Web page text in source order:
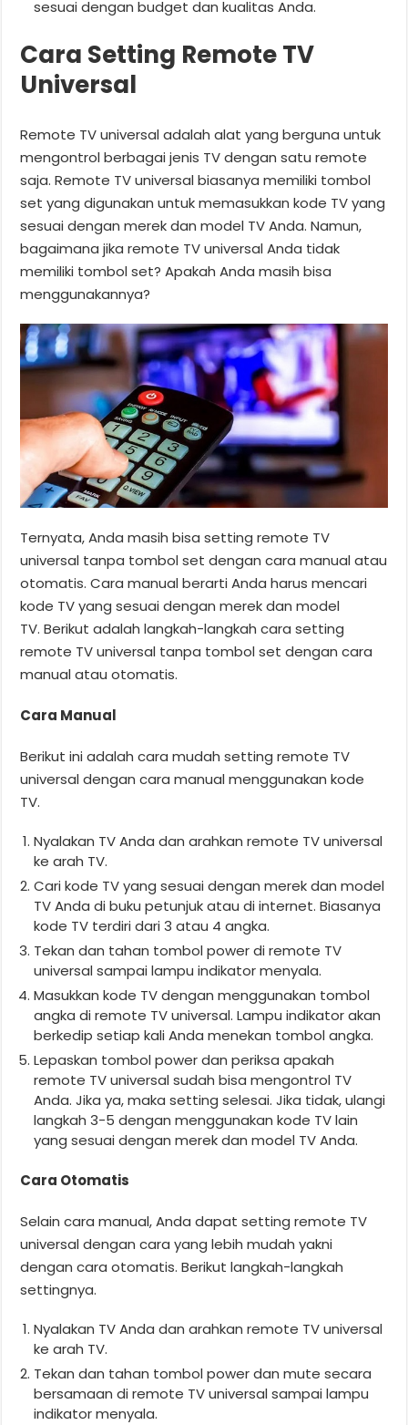
sesuai dengan budget dan kualitas Anda.
Cara Setting Remote TV
Universal
Remote TV universal adalah alat yang berguna untuk
mengontrol berbagai jenis TV dengan satu remote
saja. Remote TV universal biasanya memiliki tombol
set yang digunakan untuk memasukkan kode TV yang
sesuai dengan merek dan model TV Anda. Namun,
bagaimana jika remote TV universal Anda tidak
memiliki tombol set? Apakah Anda masih bisa
menggunakannya?
Ternyata, Anda masih bisa setting remote TV
universal tanpa tombol set dengan cara manual atau
otomatis. Cara manual berarti Anda harus mencari
kode TV yang sesuai dengan merek dan model
TV. Berikut adalah langkah-langkah cara setting
remote TV universal tanpa tombol set dengan cara
manual atau otomatis.
Cara Manual
Berikut ini adalah cara mudah setting remote TV
universal dengan cara manual menggunakan kode
TV.
Nyalakan TV Anda dan arahkan remote TV universal
ke arah TV.
Cari kode TV yang sesuai dengan merek dan model
TV Anda di buku petunjuk atau di internet. Biasanya
kode TV terdiri dari 3 atau 4 angka.
Tekan dan tahan tombol power di remote TV
universal sampai lampu indikator menyala.
Masukkan kode TV dengan menggunakan tombol
angka di remote TV universal. Lampu indikator akan
berkedip setiap kali Anda menekan tombol angka.
Lepaskan tombol power dan periksa apakah
remote TV universal sudah bisa mengontrol TV
Anda. Jika ya, maka setting selesai. Jika tidak, ulangi
langkah 3-5 dengan menggunakan kode TV lain
yang sesuai dengan merek dan model TV Anda.
Cara Otomatis
Selain cara manual, Anda dapat setting remote TV
universal dengan cara yang lebih mudah yakni
dengan cara otomatis. Berikut langkah-langkah
settingnya.
Nyalakan TV Anda dan arahkan remote TV universal
ke arah TV.
Tekan dan tahan tombol power dan mute secara
bersamaan di remote TV universal sampai lampu
indikator menyala.